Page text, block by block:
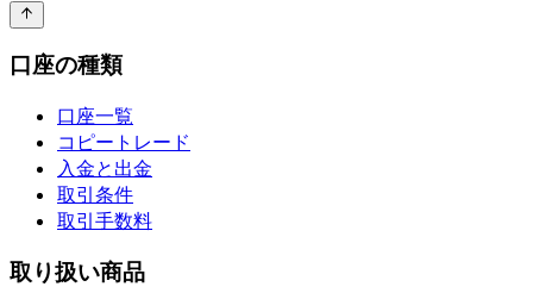
口座の種類
口座一覧
コピートレード
入金と出金
取引条件
取引手数料
取り扱い商品